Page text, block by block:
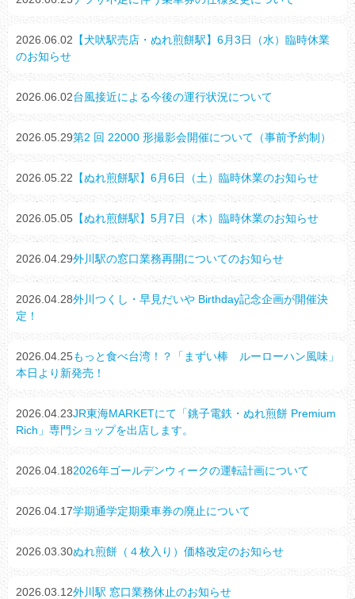
2026.06.02 【犬吠駅売店・ぬれ煎餅駅】6月3日（水）臨時休業
のお知らせ
2026.06.02台風接近による今後の運行状況について
2026.05.29第2 回 22000 形撮影会開催について（事前予約制）
2026.05.22 【ぬれ煎餅駅】6月6日（土）臨時休業のお知らせ
2026.05.05 【ぬれ煎餅駅】5月7日（木）臨時休業のお知らせ
2026.04.29外川駅の窓口業務再開についてのお知らせ
2026.04.28外川つくし・早見だいや Birthday記念企画が開催決
定！
2026.04.25もっと食べ台湾！？「まずい棒 ルーローハン風味」
本日より新発売！
2026.04.23JR東海MARKETにて「銚子電鉄・ぬれ煎餅 Premium
Rich」専門ショップを出店します。
2026.04.182026年ゴールデンウィークの運転計画について
2026.04.17学期通学定期乗車券の廃止について
2026.03.30ぬれ煎餅（４枚入り）価格改定のお知らせ
2026.03.12外川駅 窓口業務休止のお知らせ